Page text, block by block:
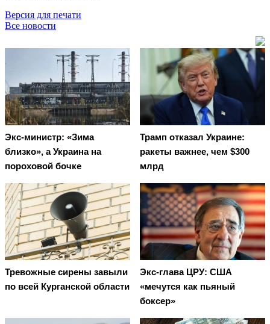
Версия для печати
Все новости
Экс-министр: «Зима
близко», а Украина на
пороховой бочке
Трамп отказал Украине:
ракеты важнее, чем $300
млрд
Тревожные сирены завыли
по всей Курганской области
Экс-глава ЦРУ: США
«мечутся как пьяный
боксер»